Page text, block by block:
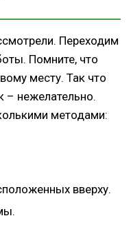
Переходим
Помните, что
месту. Так что
– нежелательно.
методами:
вверху.